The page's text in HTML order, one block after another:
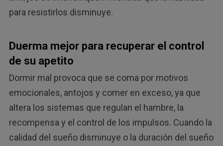
para resistirlos disminuye.
Duerma mejor para recuperar el control
de su apetito
Dormir mal provoca que se coma por motivos
emocionales, antojos y comer en exceso, ya que
altera los sistemas que regulan el hambre, la
recompensa y el control de los impulsos. Cuando la
calidad del sueño disminuye o la duración del sueño